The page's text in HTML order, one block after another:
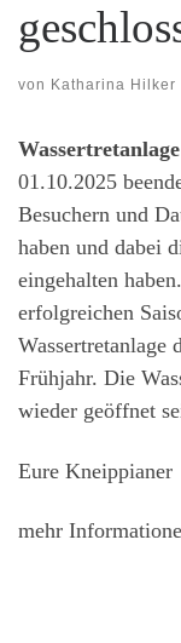
von Katharina Hilker
01.10.2025
Besuchern und
haben und dabei
eingehalten
erfolgreichen
Wassertretanlage
Frühjahr. Die
wieder geöffnet
Eure Kneippianer
mehr